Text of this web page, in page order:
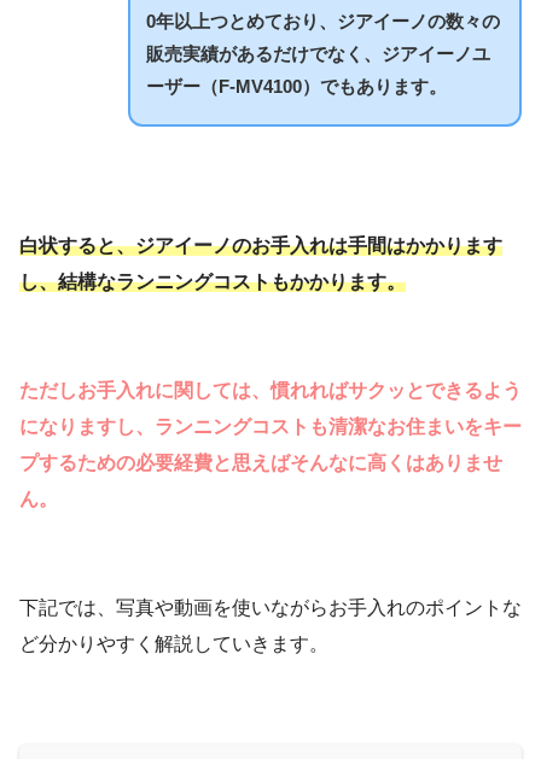
0年以上つとめており、ジアイーノの数々の
販売実績があるだけでなく、ジアイーノユ
ーザー （F-MV4100） でもあります。
白状すると、ジアイーノのお手入れは手間はかかります
し、結構なランニングコストもかかります。
ただしお手入れに関しては、慣れればサクッとできるよう
になりますし、ランニングコストも清潔なお住まいをキー
プするための必要経費と思えばそんなに高くはありませ
ん。
下記では、写真や動画を使いながらお手入れのポイントな
ど分かりやすく解説していきます。